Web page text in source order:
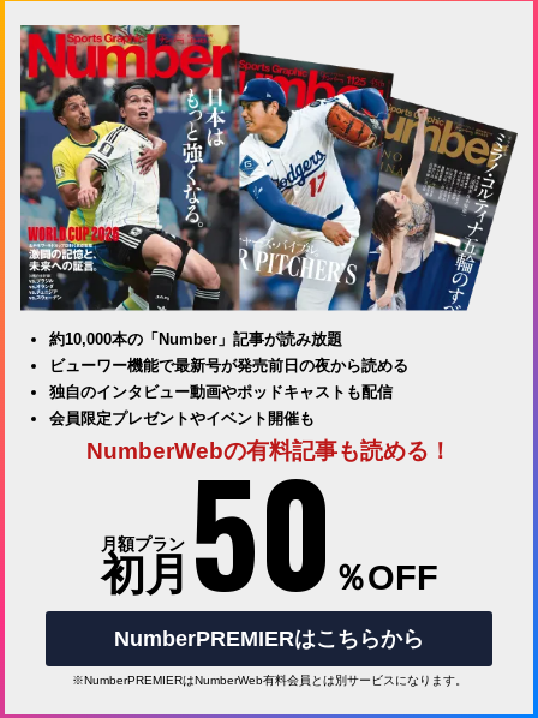
約10,000本の「Number」記事が読み放題
ビューワー機能で最新号が発売前日の夜から読める
独自のインタビュー動画やポッドキャストも配信
会員限定プレゼントやイベント開催も
NumberWebの有料記事も読める！
月額プラン
初月 50 ％OFF
NumberPREMIERはこちらから
※NumberPREMIERはNumberWeb有料会員とは別サービスになります。